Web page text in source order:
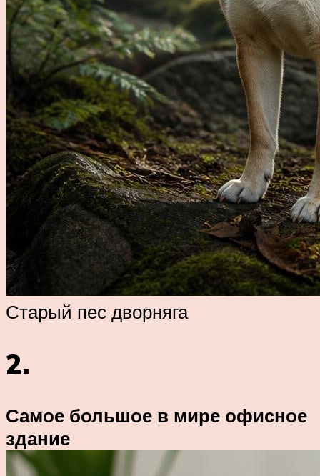
Старый пес дворняга
2.
Самое большое в мире офисное
здание